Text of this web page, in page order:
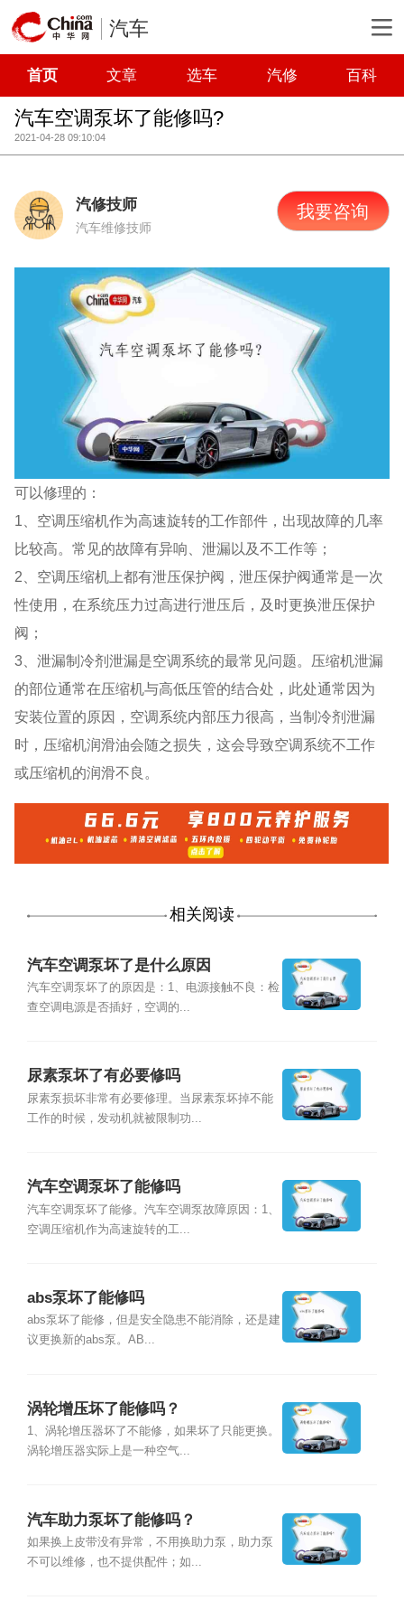
汽车
首页 文章 选车 汽修 百科
汽车空调泵坏了能修吗?
2021-04-28 09:10:04
汽修技师
汽车维修技师
我要咨询
可以修理的：
1、空调压缩机作为高速旋转的工作部件，出现故障的几率
比较高。常见的故障有异响、泄漏以及不工作等；
2、空调压缩机上都有泄压保护阀，泄压保护阀通常是一次
性使用，在系统压力过高进行泄压后，及时更换泄压保护
阀；
3、泄漏制冷剂泄漏是空调系统的最常见问题。压缩机泄漏
的部位通常在压缩机与高低压管的结合处，此处通常因为
安装位置的原因，空调系统内部压力很高，当制冷剂泄漏
时，压缩机润滑油会随之损失，这会导致空调系统不工作
或压缩机的润滑不良。
相关阅读
汽车空调泵坏了是什么原因
汽车空调泵坏了的原因是：1、电源接触不良：检
查空调电源是否插好，空调的...
尿素泵坏了有必要修吗
尿素泵损坏非常有必要修理。当尿素泵坏掉不能
工作的时候，发动机就被限制功...
汽车空调泵坏了能修吗
汽车空调泵坏了能修。汽车空调泵故障原因：1、
空调压缩机作为高速旋转的工...
abs泵坏了能修吗
abs泵坏了能修，但是安全隐患不能消除，还是建
议更换新的abs泵。AB...
涡轮增压坏了能修吗？
1、涡轮增压器坏了不能修，如果坏了只能更换。
涡轮增压器实际上是一种空气...
汽车助力泵坏了能修吗？
如果换上皮带没有异常，不用换助力泵，助力泵
不可以维修，也不提供配件；如...